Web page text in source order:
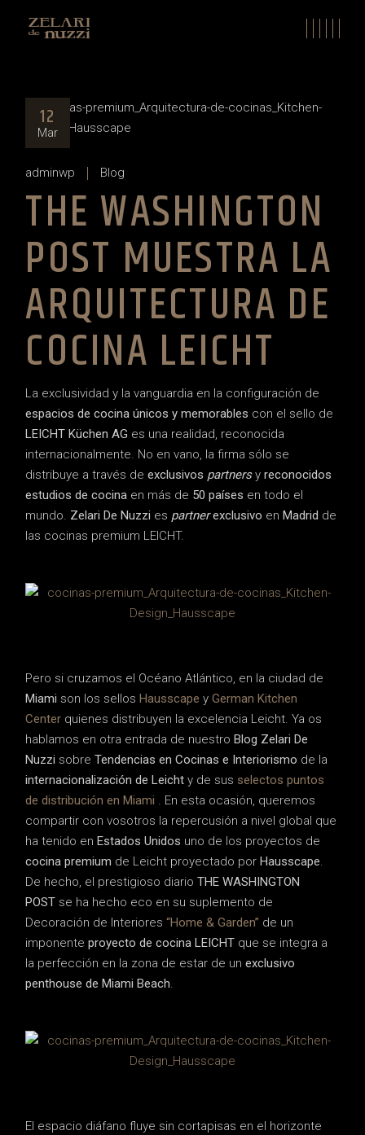
12
Mar
adminwp Blog
THE WASHINGTON
POST MUESTRA LA
ARQUITECTURA DE
COCINA LEICHT
La exclusividad y la vanguardia en la configuración de
espacios de cocina únicos y memorables con el sello de
LEICHT Küchen AG es una realidad, reconocida
internacionalmente. No en vano, la firma sólo se
distribuye a través de exclusivos partnersyreconocidos
estudios de cocina en más de 50 países en todo el
mundo. Zelari De Nuzzi es partnerexclusivo enMadrid de
las cocinas premium LEICHT.
Pero si cruzamos el Océano Atlántico, en la ciudad de
Miami son los sellosHausscape yGerman Kitchen
Center quienes distribuyen la excelencia Leicht. Ya os
hablamos en otra entrada de nuestroBlog Zelari De
Nuzzi sobre Tendencias en Cocinas e Interiorismo de la
internacionalización de Leicht y de sus selectos puntos
de distribución en Miami . En esta ocasión, queremos
compartir con vosotros la repercusión a nivel global que
ha tenido enEstados Unidos uno de los proyectos de
cocina premium de Leicht proyectado porHausscape.
De hecho, el prestigioso diarioTHE WASHINGTON
POST se ha hecho eco en su suplemento de
Decoración de Interiores “Home & Garden” de un
imponenteproyecto de cocina LEICHT que se integra a
la perfección en la zona de estar de unexclusivo
penthouse de Miami Beach.
El espacio diáfano fluye sin cortapisas en el horizonte